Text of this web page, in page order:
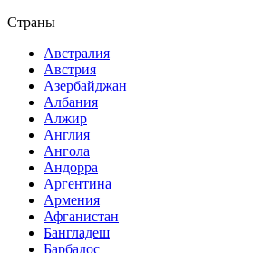
Страны
Австралия
Австрия
Азербайджан
Албания
Алжир
Англия
Ангола
Андорра
Аргентина
Армения
Афганистан
Бангладеш
Барбадос